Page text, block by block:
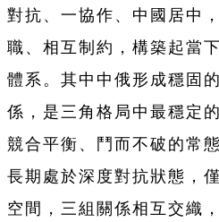
對抗、一協作、中國居中
職、相互制約，構築起當
體系。其中中俄形成穩固
係，是三角格局中最穩定
競合平衡、鬥而不破的常
長期處於深度對抗狀態，
空間，三組關係相互交織